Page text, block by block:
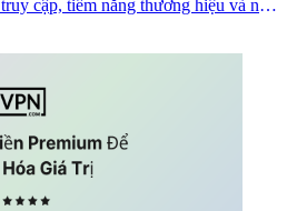
cập, tiềm năng thương hiệu và nhu